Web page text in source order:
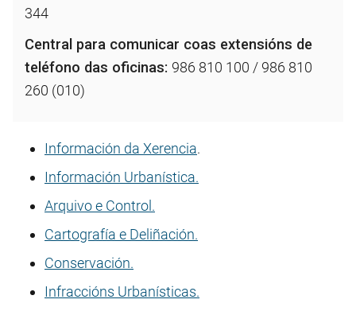
344
Central para comunicar coas extensións de
teléfono das oficinas: 986 810 100 / 986 810
260 (010)
Información da Xerencia.
Información Urbanística.
Arquivo e Control.
Cartografía e Deliñación.
Conservación.
Infraccións Urbanísticas.